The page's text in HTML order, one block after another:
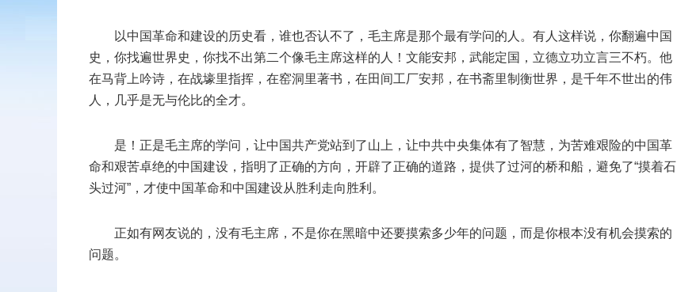
以中国革命和建设的历史看，谁也否认不了，毛主席是那个最有学问的人。有人这样说，你翻遍中国
史，你找遍世界史，你找不出第二个像毛主席这样的人！文能安邦，武能定国，立德立功立言三不朽。他
在马背上吟诗，在战壕里指挥，在窑洞里著书，在田间工厂安邦，在书斋里制衡世界，是千年不世出的伟
人，几乎是无与伦比的全才。
是！正是毛主席的学问，让中国共产党站到了山上，让中共中央集体有了智慧，为苦难艰险的中国革
命和艰苦卓绝的中国建设，指明了正确的方向，开辟了正确的道路，提供了过河的桥和船，避免了“摸着石
头过河”，才使中国革命和中国建设从胜利走向胜利。
正如有网友说的，没有毛主席，不是你在黑暗中还要摸索多少年的问题，而是你根本没有机会摸索的
问题。